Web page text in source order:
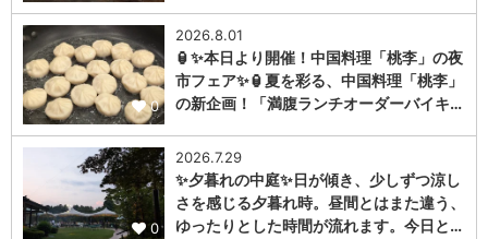
0
2026.8.01
🏮✨本日より開催！中国料理「桃李」の夜
市フェア✨🏮夏を彩る、中国料理「桃李」
の新企画！「満腹ランチオーダーバイキ…
0
2026.7.29
✨夕暮れの中庭✨日が傾き、少しずつ涼し
さを感じる夕暮れ時。昼間とはまた違う、
ゆったりとした時間が流れます。今日と…